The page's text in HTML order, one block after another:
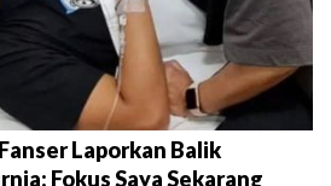
Laporkan Balik
Fokus Saya Sekarang